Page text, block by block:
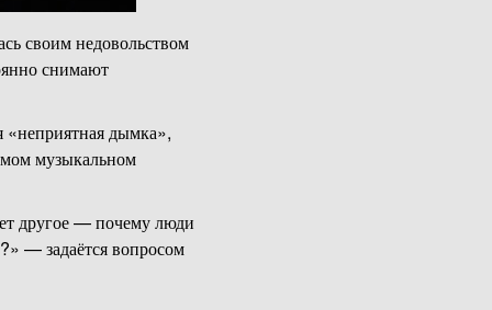
своим недовольством
снимают
«неприятная дымка»,
музыкальном
другое — почему люди
— задаётся вопросом